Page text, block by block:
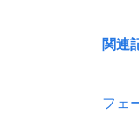
関連
フェ